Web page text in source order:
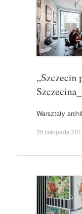
„Szczecin
Warsztaty
25 listopada